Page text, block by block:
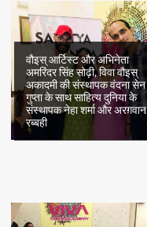
वौइस् आर्टिस्ट और अभिनेता
अमरिंदर सिंह सोढ़ी, विवा वौइस्
अकादमी की संस्थापक वंदना सेन
गुप्ता के साथ साहित्य दुनिया के
संस्थापक नेहा शर्मा और अरग़वान
रब्बही